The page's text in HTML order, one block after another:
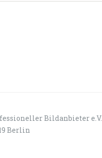
Bildanbieter e.V.
Berlin